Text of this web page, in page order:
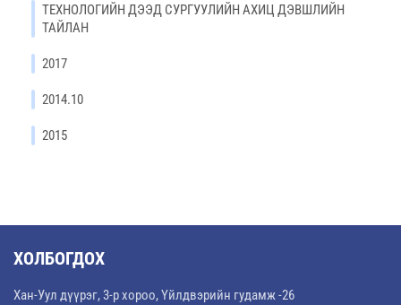
ТЕХНОЛОГИЙН ДЭЭД СУРГУУЛИЙН АХИЦ ДЭВШЛИЙН
ТАЙЛАН
2017
2014.10
2015
ХОЛБОГДОХ
Хан-Уул дүүрэг, 3-р хороо, Үйлдвэрийн гудамж -26